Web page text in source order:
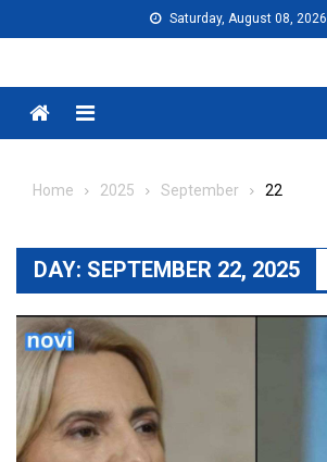
to
Saturday, August 08, 2026
Menu
Home 2025 September 22
DAY: SEPTEMBER 22, 2025